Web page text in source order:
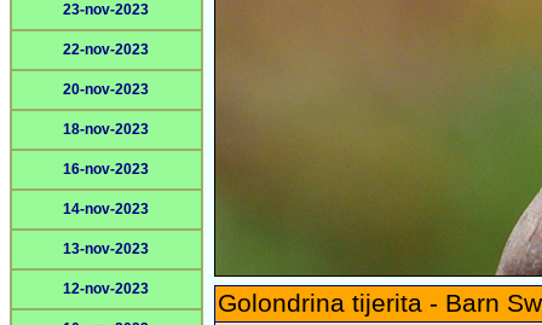
23-nov-2023
22-nov-2023
20-nov-2023
18-nov-2023
16-nov-2023
14-nov-2023
13-nov-2023
12-nov-2023 Golondrina tijerita - Barn